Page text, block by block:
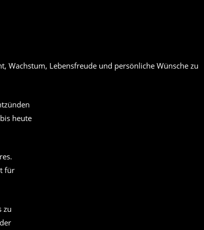
Wachstum, Lebensfreude und persönliche Wünsche zu
heute
für
zu